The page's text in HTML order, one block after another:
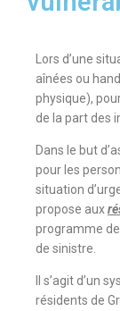
Lors d’une
aînées ou
physique),
de la part des
Dans le but
pour les
situation
propose aux
programme
de sinistre.
Il s’agit d’un
résidents de